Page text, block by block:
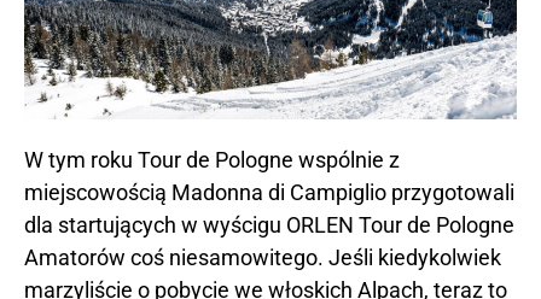
W tym roku Tour de Pologne wspólnie z
miejscowością Madonna di Campiglio przygotowali
dla startujących w wyścigu ORLEN Tour de Pologne
Amatorów coś niesamowitego. Jeśli kiedykolwiek
marzyliście o pobycie we włoskich Alpach, teraz to